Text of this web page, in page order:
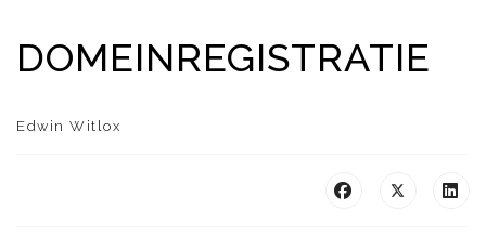
DOMEINREGISTRATIE
Edwin Witlox